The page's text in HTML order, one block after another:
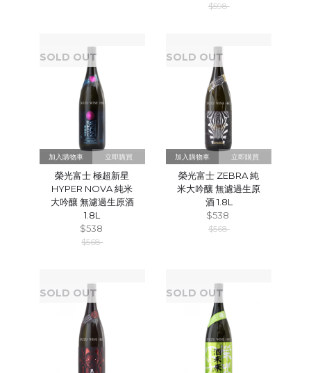
$598
SOLD OUT
立即購買
榮光富士 極超新星
HYPER NOVA 純米
大吟釀 無濾過生原酒
1.8L
$538
$568
SOLD OUT
立即購買
榮光富士 ZEBRA 純
米大吟釀 無濾過生原
酒 1.8L
$538
$568
SOLD OUT SOLD OUT